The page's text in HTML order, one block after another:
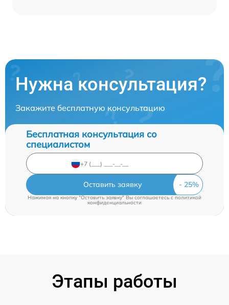
Нужна консультация?
Закажите бесплатную консультацию
Бесплатная консультация со
специалистом
Оставить заявку
Нажимая на кнопку "Оставить заявку" Вы соглашаетесь cполитикой
конфиденциальности
Этапы работы